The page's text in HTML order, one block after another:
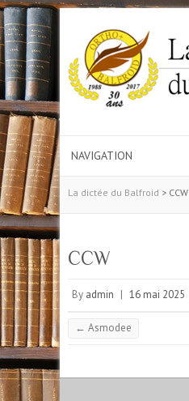
La dictée du Balfroid > CCW
CCW
By admin | 16 mai 2025
← Asmodee